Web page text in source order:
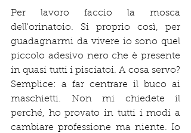
Per lavoro faccio la mosca
dell'orinatoio. Si proprio così, per
guadagnarmi da vivere io sono quel
piccolo adesivo nero che è presente
in quasi tutti i pisciatoi. A cosa servo?
Semplice: a far centrare il buco ai
maschietti. Non mi chiedete il
perché, ho provato in tutti i modi a
cambiare professione ma niente. Io